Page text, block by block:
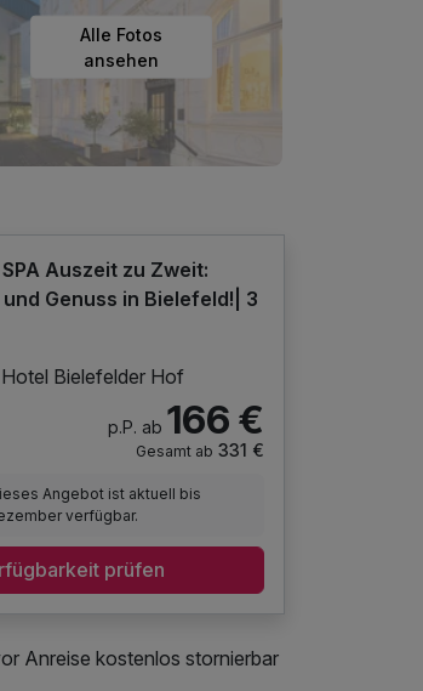
Alle Fotos
ansehen
Auszeit zu Zweit:
Genuss in Bielefeld!| 3
Bielefelder Hof
p.P. ab 166 €
Gesamt ab 331 €
Angebot ist aktuell bis
verfügbar.
prüfen
Anreise kostenlos stornierbar